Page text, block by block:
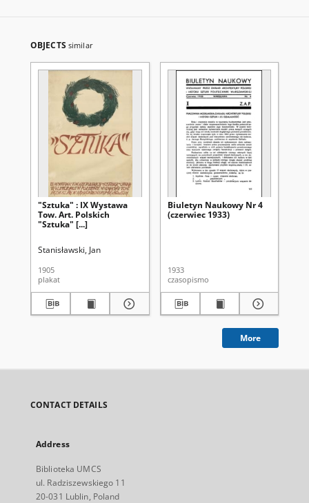
OBJECTS similar
"Sztuka" : IX Wystawa
Tow. Art. Polskich
"Sztuka" [...]
Stanisławski, Jan
1905
plakat
Biuletyn Naukowy Nr 4
(czerwiec 1933)
1933
czasopismo
More
CONTACT DETAILS
Address
Biblioteka UMCS
ul. Radziszewskiego 11
20-031 Lublin, Poland